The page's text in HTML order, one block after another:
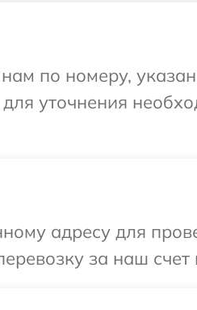
по номеру,
уточнения
адресу для
за наш